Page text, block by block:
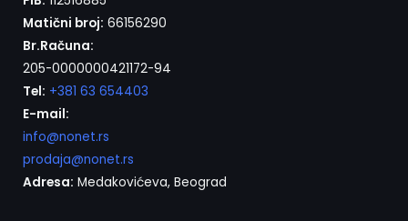
Matični broj: 66156290
Br.Računa:
205-0000000421172-94
Tel: +381 63 654403
E-mail:
info@nonet.rs
prodaja@nonet.rs
Adresa: Medakovićeva, Beograd